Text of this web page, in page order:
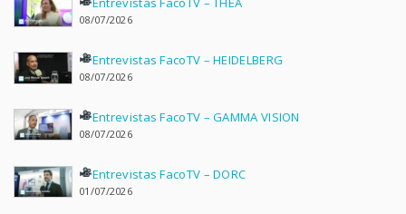
08/07/2026
Entrevistas FacoTV – HEIDELBERG
08/07/2026
Entrevistas FacoTV – GAMMA VISION
08/07/2026
Entrevistas FacoTV – DORC
01/07/2026